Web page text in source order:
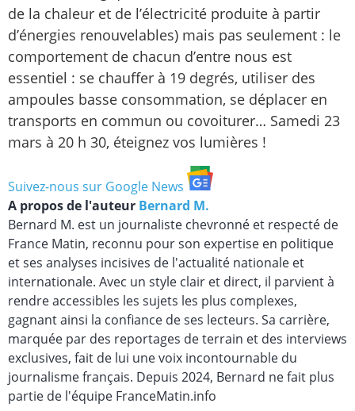
de la chaleur et de l’électricité produite à partir
d’énergies renouvelables) mais pas seulement : le
comportement de chacun d’entre nous est
essentiel : se chauffer à 19 degrés, utiliser des
ampoules basse consommation, se déplacer en
transports en commun ou covoiturer… Samedi 23
mars à 20 h 30, éteignez vos lumières !
Suivez-nous sur Google News
A propos de l'auteur Bernard M.
Bernard M. est un journaliste chevronné et respecté de
France Matin, reconnu pour son expertise en politique
et ses analyses incisives de l'actualité nationale et
internationale. Avec un style clair et direct, il parvient à
rendre accessibles les sujets les plus complexes,
gagnant ainsi la confiance de ses lecteurs. Sa carrière,
marquée par des reportages de terrain et des interviews
exclusives, fait de lui une voix incontournable du
journalisme français. Depuis 2024, Bernard ne fait plus
partie de l'équipe FranceMatin.info